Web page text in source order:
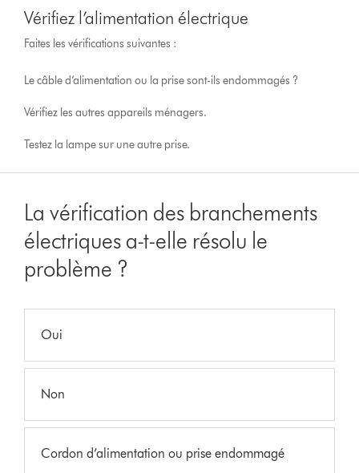
Vérifiez l’alimentation électrique
Faites les vérifications suivantes :
Le câble d’alimentation ou la prise sont-ils endommagés ?
Vérifiez les autres appareils ménagers.
Testez la lampe sur une autre prise.
La vérification des branchements
électriques a-t-elle résolu le
problème ?
Oui
Non
Cordon d’alimentation ou prise endommagé